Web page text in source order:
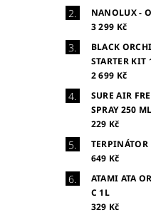
NANOLUX -
3 299 Kč
BLACK
STARTER KIT
2 699 Kč
SURE AIR
SPRAY 250 ML
229 Kč
TERPINÁTOR
649 Kč
ATAMI ATA
C 1L
329 Kč